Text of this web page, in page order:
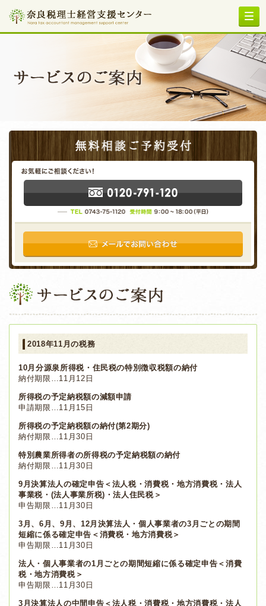
2018年11月の税務
10月分源泉所得税・住民税の特別徴収税額の納付
納付期限…11月12日
所得税の予定納税額の減額申請
申請期限…11月15日
所得税の予定納税額の納付(第2期分)
納付期限…11月30日
特別農業所得者の所得税の予定納税額の納付
納付期限…11月30日
9月決算法人の確定申告＜法人税・消費税・地方消費税・法人
事業税・(法人事業所税)・法人住民税＞
申告期限…11月30日
3月、6月、9月、12月決算法人・個人事業者の3月ごとの期間
短縮に係る確定申告＜消費税・地方消費税＞
申告期限…11月30日
法人・個人事業者の1月ごとの期間短縮に係る確定申告＜消費
税・地方消費税＞
申告期限…11月30日
3月決算法人の中間申告＜法人税・消費税・地方消費税・法人